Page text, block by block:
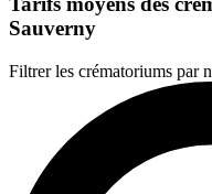
Sauverny
Filtrer les crématoriums par